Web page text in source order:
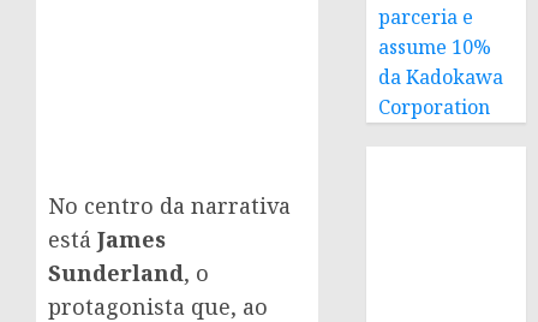
No centro da narrativa
está James
Sunderland, o
protagonista que, ao
parceria e
assume 10%
da Kadokawa
Corporation